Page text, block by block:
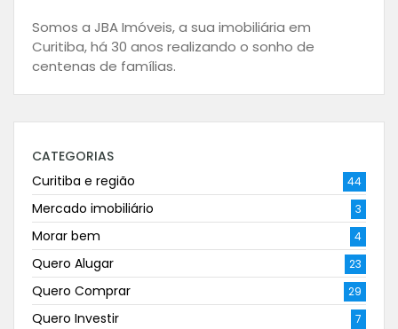
Somos a JBA Imóveis, a sua imobiliária em
Curitiba, há 30 anos realizando o sonho de
centenas de famílias.
CATEGORIAS
Curitiba e região
44
Mercado imobiliário 3
Morar bem 4
Quero Alugar 23
Quero Comprar 29
Quero Investir 7